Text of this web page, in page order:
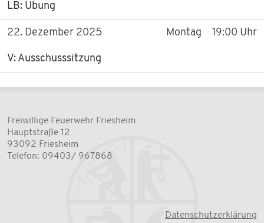
LB: Übung
22. Dezember 2025
V: Ausschusssitzung
Montag 19:00 Uhr
Freiwillige Feuerwehr Friesheim
Hauptstraße 12
93092 Friesheim
Telefon: 09403/ 967868
Datenschutzerklärung